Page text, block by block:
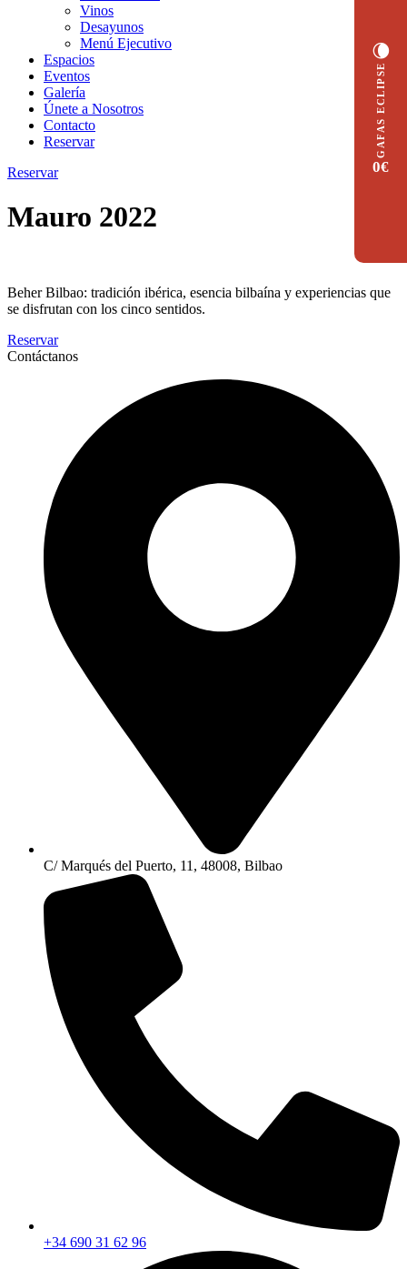
🌘
GAFAS ECLIPSE
0€
Vinos
Desayunos
Menú Ejecutivo
Espacios
Eventos
Galería
Únete a Nosotros
Contacto
Reservar
Reservar
Mauro 2022
Beher Bilbao: tradición ibérica, esencia bilbaína y experiencias que
se disfrutan con los cinco sentidos.
Reservar
Contáctanos
C/ Marqués del Puerto, 11, 48008, Bilbao
+34 690 31 62 96